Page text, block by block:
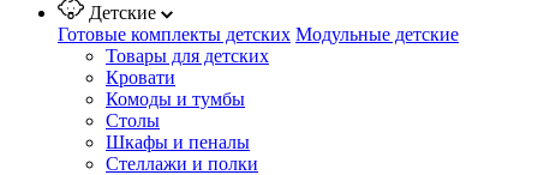
Детские
Готовые комплекты детских Модульные детские
Товары для детских
Кровати
Комоды и тумбы
Столы
Шкафы и пеналы
Стеллажи и полки